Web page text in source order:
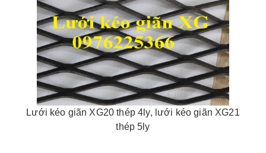
Lưới kéo giãn XG20 thép 4ly, lưới kéo giãn XG21
thép 5ly